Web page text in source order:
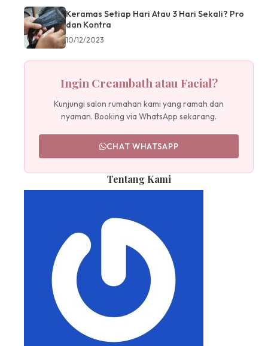
Keramas Setiap Hari Atau 3 Hari Sekali? Pro
dan Kontra
10/12/2023
Ingin Creambath atau Facial?
Kunjungi salon rumahan kami yang ramah dan
nyaman. Booking via WhatsApp sekarang.
CHAT WHATSAPP
Tentang Kami